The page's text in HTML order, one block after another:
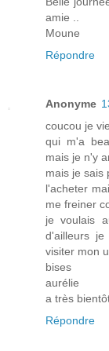
amie ..
Moune
Répondre
Anonyme
coucou je
qui m'a
mais je n'y
mais je sais
l'acheter
me freiner
je voulais
d'ailleurs
visiter mon
bises
aurélie
a très
Répondre